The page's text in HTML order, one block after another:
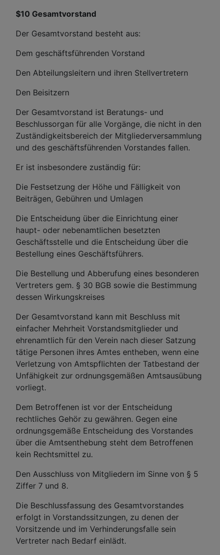
$10 Gesamtvorstand
Der Gesamtvorstand besteht aus:
Dem geschäftsführenden Vorstand
Den Abteilungsleitern und ihren Stellvertretern
Den Beisitzern
Der Gesamtvorstand ist Beratungs- und
Beschlussorgan für alle Vorgänge, die nicht in den
Zuständigkeitsbereich der Mitgliederversammlung
und des geschäftsführenden Vorstandes fallen.
Er ist insbesondere zuständig für:
Die Festsetzung der Höhe und Fälligkeit von
Beiträgen, Gebühren und Umlagen
Die Entscheidung über die Einrichtung einer
haupt- oder nebenamtlichen besetzten
Geschäftsstelle und die Entscheidung über die
Bestellung eines Geschäftsführers.
Die Bestellung und Abberufung eines besonderen
Vertreters gem. § 30 BGB sowie die Bestimmung
dessen Wirkungskreises
Der Gesamtvorstand kann mit Beschluss mit
einfacher Mehrheit Vorstandsmitglieder und
ehrenamtlich für den Verein nach dieser Satzung
tätige Personen ihres Amtes entheben, wenn eine
Verletzung von Amtspflichten der Tatbestand der
Unfähigkeit zur ordnungsgemäßen Amtsausübung
vorliegt.
Dem Betroffenen ist vor der Entscheidung
rechtliches Gehör zu gewähren. Gegen eine
ordnungsgemäße Entscheidung des Vorstandes
über die Amtsenthebung steht dem Betroffenen
kein Rechtsmittel zu.
Den Ausschluss von Mitgliedern im Sinne von § 5
Ziffer 7 und 8.
Die Beschlussfassung des Gesamtvorstandes
erfolgt in Vorstandssitzungen, zu denen der
Vorsitzende und im Verhinderungsfalle sein
Vertreter nach Bedarf einlädt.